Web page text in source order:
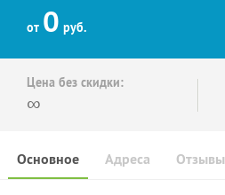
от 0 руб.
Цена без скидки:
∞
Основное Отзывы
Адреса